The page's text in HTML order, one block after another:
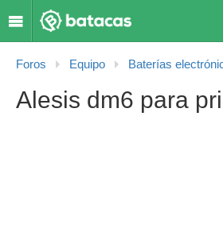
Foros Equipo Baterías
Alesis dm6 para